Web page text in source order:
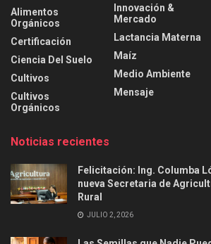
Alimentos
Orgánicos
Certificación
Ciencia Del Suelo
Cultivos
Cultivos
Orgánicos
Innovación &
Mercado
Lactancia Materna
Maíz
Medio Ambiente
Mensaje
Noticias recientes
Felicitación: Ing. Columba
nueva Secretaria de
Rural
JULIO 2, 2026